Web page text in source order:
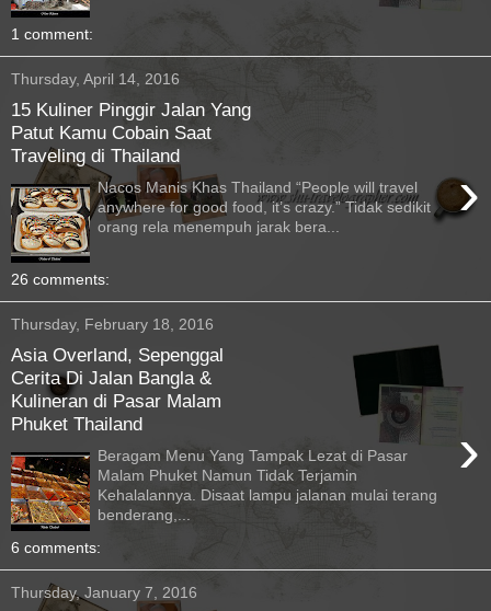
1 comment:
Thursday, April 14, 2016
15 Kuliner Pinggir Jalan Yang
Patut Kamu Cobain Saat
Traveling di Thailand
›
Nacos Manis Khas Thailand “People will travel
anywhere for good food, it’s crazy.” Tidak sedikit
orang rela menempuh jarak bera...
26 comments:
Thursday, February 18, 2016
Asia Overland, Sepenggal
Cerita Di Jalan Bangla &
Kulineran di Pasar Malam
Phuket Thailand
›
Beragam Menu Yang Tampak Lezat di Pasar
Malam Phuket Namun Tidak Terjamin
Kehalalannya. Disaat lampu jalanan mulai terang
benderang,...
6 comments:
Thursday, January 7, 2016